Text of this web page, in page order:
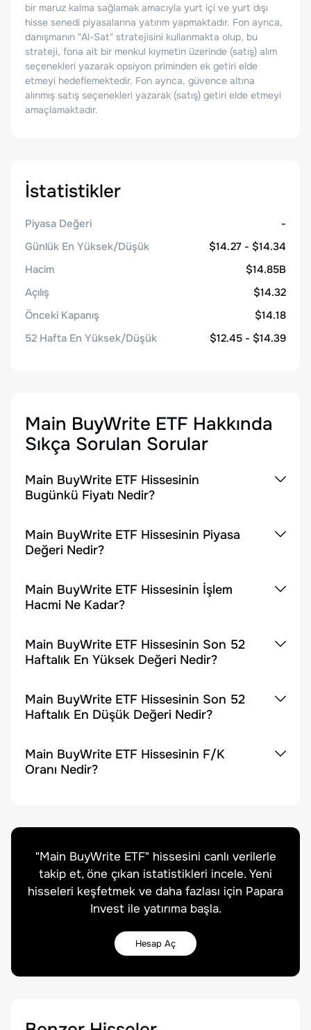
bir maruz kalma sağlamak amacıyla yurt içi ve yurt dışı
hisse senedi piyasalarına yatırım yapmaktadır. Fon ayrıca,
danışmanın "Al-Sat" stratejisini kullanmakta olup, bu
strateji, fona ait bir menkul kıymetin üzerinde (satış) alım
seçenekleri yazarak opsiyon priminden ek getiri elde
etmeyi hedeflemektedir. Fon ayrıca, güvence altına
alınmış satış seçenekleri yazarak (satış) getiri elde etmeyi
amaçlamaktadır.
İstatistikler
Piyasa Değeri
-
Günlük En Yüksek/Düşük
$14.27 - $14.34
Hacim
$14.85B
Açılış
$14.32
Önceki Kapanış
$14.18
52 Hafta En Yüksek/Düşük
$12.45 - $14.39
Main BuyWrite ETF Hakkında
Sıkça Sorulan Sorular
Main BuyWrite ETF Hissesinin
Bugünkü Fiyatı Nedir?
Main BuyWrite ETF Hissesinin Piyasa
Değeri Nedir?
Main BuyWrite ETF Hissesinin İşlem
Hacmi Ne Kadar?
Main BuyWrite ETF Hissesinin Son 52
Haftalık En Yüksek Değeri Nedir?
Main BuyWrite ETF Hissesinin Son 52
Haftalık En Düşük Değeri Nedir?
Main BuyWrite ETF Hissesinin F/K
Oranı Nedir?
"Main BuyWrite ETF" hissesini canlı verilerle
takip et, öne çıkan istatistikleri incele. Yeni
hisseleri keşfetmek ve daha fazlası için Papara
Invest ile yatırıma başla.
Hesap Aç